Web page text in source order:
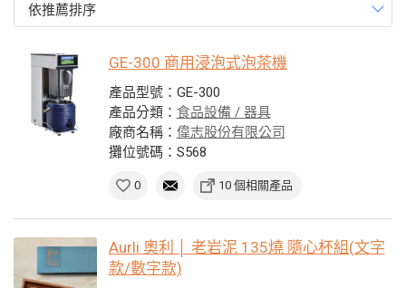
依推薦排序
GE-300 商用浸泡式泡茶機
產品型號：GE-300
產品分類： 食品設備 / 器具
廠商名稱： 偉志股份有限公司
攤位號碼：S568
0 10 個相關產品
Aurli 奧利 │ 老岩泥 135燒 隨心杯組(文字
款/數字款)